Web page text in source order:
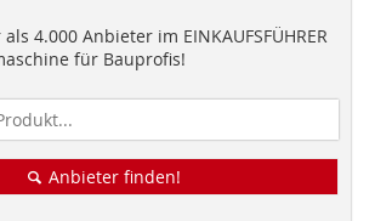
4.000 Anbieter im EINKAUFSFÜHRER
für Bauprofis!
Anbieter finden!